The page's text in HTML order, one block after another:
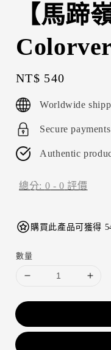
【馬蹄
Regular
price
NT$ 540
Worldwide
Secure payments
Authentic
總分: 0 -0 評價
購買此產品可獲得
數量